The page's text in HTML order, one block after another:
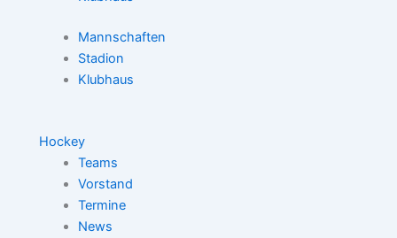
Mannschaften
Stadion
Klubhaus
Hockey
Teams
Vorstand
Termine
News